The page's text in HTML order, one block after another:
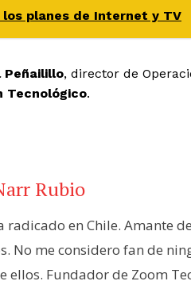
planes de Internet y TV
Peñailillo, director de
Tecnológico.
Rubio
radicado en Chile. Amante
No me considero fan de
ellos. Fundador de Zoom